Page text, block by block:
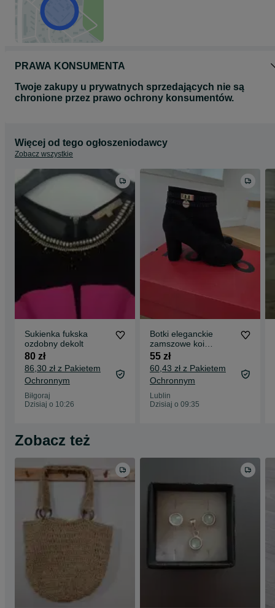
PRAWA KONSUMENTA
Twoje zakupy u prywatnych sprzedających nie są
chronione przez prawo ochrony konsumentów.
Więcej od tego ogłoszeniodawcy
Zobacz wszystkie
Sukienka fukska
ozdobny dekolt
80 zł
86,30 zł z Pakietem
Ochronnym
Biłgoraj
Dzisiaj o 10:26
Botki eleganckie
zamszowe koi
couture 39
55 zł
60,43 zł z Pakietem
Ochronnym
Lublin
Dzisiaj o 09:35
Zobacz też